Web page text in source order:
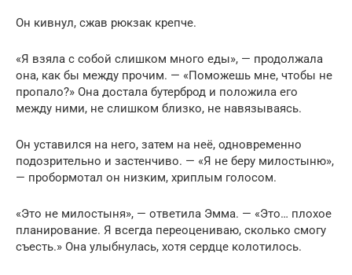
Он кивнул, сжав рюкзак крепче.
«Я взяла с собой слишком много еды», — продолжала
она, как бы между прочим. — «Поможешь мне, чтобы не
пропало?» Она достала бутерброд и положила его
между ними, не слишком близко, не навязываясь.
Он уставился на него, затем на неё, одновременно
подозрительно и застенчиво. — «Я не беру милостыню»,
— пробормотал он низким, хриплым голосом.
«Это не милостыня», — ответила Эмма. — «Это… плохое
планирование. Я всегда переоцениваю, сколько смогу
съесть.» Она улыбнулась, хотя сердце колотилось.